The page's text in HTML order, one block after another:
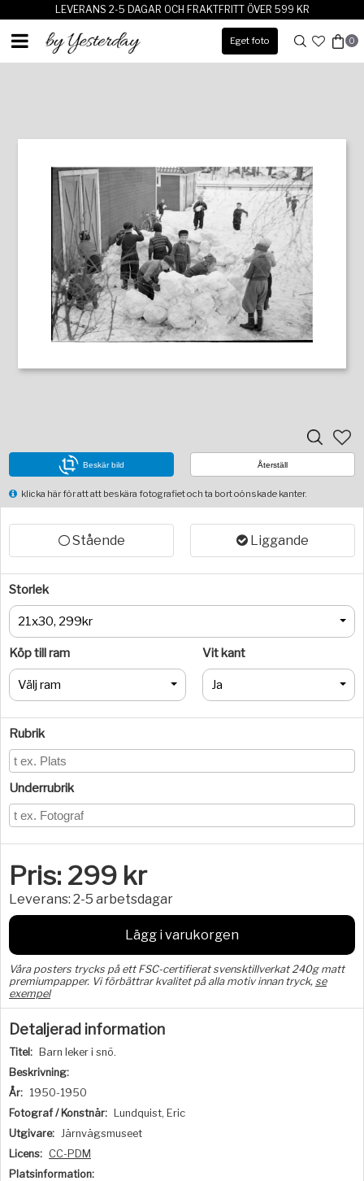
LEVERANS 2-5 DAGAR OCH FRAKTFRITT ÖVER 599 KR
Eget foto 0
Beskär bild Återställ
klicka här för att att beskära fotografiet och ta bort oönskade kanter.
Stående Liggande
Storlek
21x30, 299kr
Köp till ram
Välj ram
Vit kant
Ja
Rubrik
Underrubrik
Pris: 299 kr
Leverans: 2-5 arbetsdagar
Lägg i varukorgen
Våra posters trycks på ett FSC-certifierat svensktillverkat 240g matt
premiumpapper. Vi förbättrar kvalitet på alla motiv innan tryck, se
exempel
Detaljerad information
Titel:
Barn leker i snö.
Beskrivning:
År: 1950-1950
Fotograf / Konstnär:
Lundquist, Eric
Utgivare: Järnvägsmuseet
Licens: CC-PDM
Platsinformation: